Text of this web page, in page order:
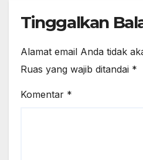
Tinggalkan
Alamat email Anda tidak
Ruas yang wajib ditandai *
Komentar *